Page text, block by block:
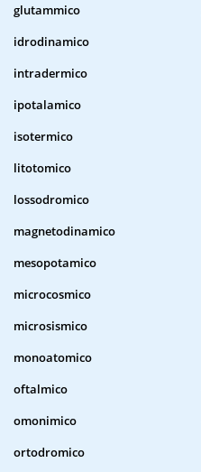
glutammico
idrodinamico
intradermico
ipotalamico
isotermico
litotomico
lossodromico
magnetodinamico
mesopotamico
microcosmico
microsismico
monoatomico
oftalmico
omonimico
ortodromico